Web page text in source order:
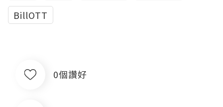
BillOTT
0個讚好